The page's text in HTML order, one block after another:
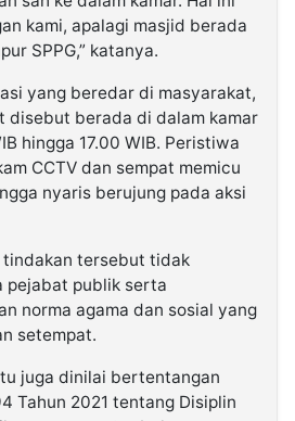
kami, apalagi masjid berada
SPPG,” katanya.
yang beredar di masyarakat,
disebut berada di dalam kamar
hingga 17.00 WIB. Peristiwa
CCTV dan sempat memicu
nyaris berujung pada aksi
tersebut tidak
pejabat publik serta
norma agama dan sosial yang
setempat.
juga dinilai bertentangan
Tahun 2021 tentang Disiplin